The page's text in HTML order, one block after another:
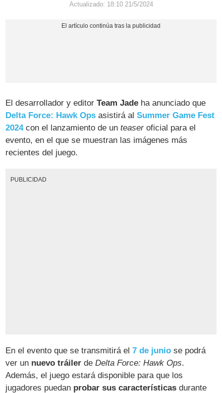
Actualizado: 18:10 21/5/2024
El desarrollador y editor Team Jade ha anunciado que
Delta Force: Hawk Ops asistirá alSummer Game Fest
2024con el lanzamiento de unteaseroficial para el
evento, en el que se muestran las imágenes más
recientes del juego.
PUBLICIDAD
En el evento que se transmitirá el 7 de junio se podrá
ver un nuevo tráiler deDelta Force: Hawk Ops.
Además, el juego estará disponible para que los
jugadores puedan probar sus características durante